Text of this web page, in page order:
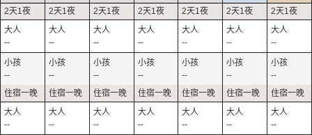
--
--
--
--
--
--
--
--
--
--
--
--
--
--
--
--
--
--
--
--
--